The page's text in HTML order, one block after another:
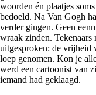
woorden én plaatjes
bedoeld. Na Van Gogh
verder gingen. Geen
wraak zinden. Tekenaars
uitgesproken: de vrijheid
loep genomen. Kon je
werd een cartoonist van
iemand had geklaagd.